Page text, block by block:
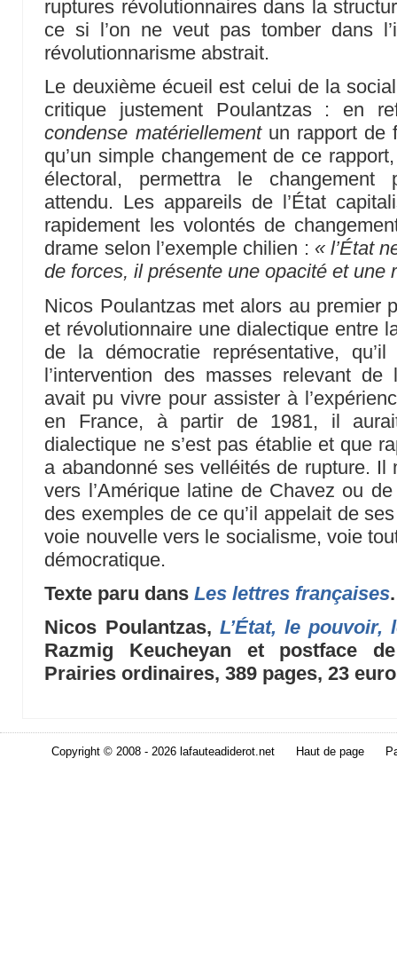
ruptures révolutionnaires dans la
ce si l’on ne veut pas tomber dans
révolutionnarisme abstrait.
Le deuxième écueil est celui de la
critique justement Poulantzas : en
condense matériellementun rapport de
qu’un simple changement de ce
électoral, permettra le changement
attendu. Les appareils de l’État
rapidement les volontés de
drame selon l’exemple chilien : « l’État
de forces, il présente une opacité et une
Nicos Poulantzas met alors au premier
et révolutionnaire une dialectique entre
de la démocratie représentative,
l’intervention des masses relevant de
avait pu vivre pour assister à
en France, à partir de 1981, il
dialectique ne s’est pas établie et que
a abandonné ses velléités de rupture. Il
vers l’Amérique latine de Chavez ou
des exemples de ce qu’il appelait de
voie nouvelle vers le socialisme, voie
démocratique.
Texte paru dansLes lettres françaises.
Nicos Poulantzas, L’État, le pouvoir,
Razmig Keucheyan et postface
Prairies ordinaires, 389 pages, 23
Copyright © 2008 - 2026 lafauteadiderot.net Haut de page